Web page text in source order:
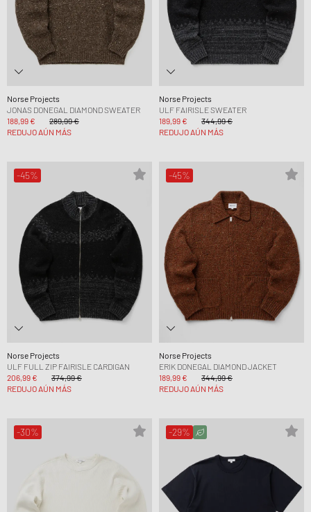
Norse Projects
JONAS DONEGAL DIAMOND SWEATER
188,99 €
289,99 €
REDUJO AÚN MÁS
Norse Projects
ULF FAIRISLE SWEATER
189,99 €
344,99 €
REDUJO AÚN MÁS
-45%
Norse Projects
ULF FULL ZIP FAIRISLE CARDIGAN
206,99 €
374,99 €
REDUJO AÚN MÁS
-45%
Norse Projects
ERIK DONEGAL DIAMOND JACKET
189,99 €
344,99 €
REDUJO AÚN MÁS
-30% -29%